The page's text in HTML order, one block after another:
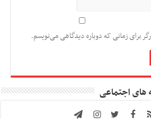
برای زمانی که دوباره دیدگاهی می‌نویسم.
اجتماعی